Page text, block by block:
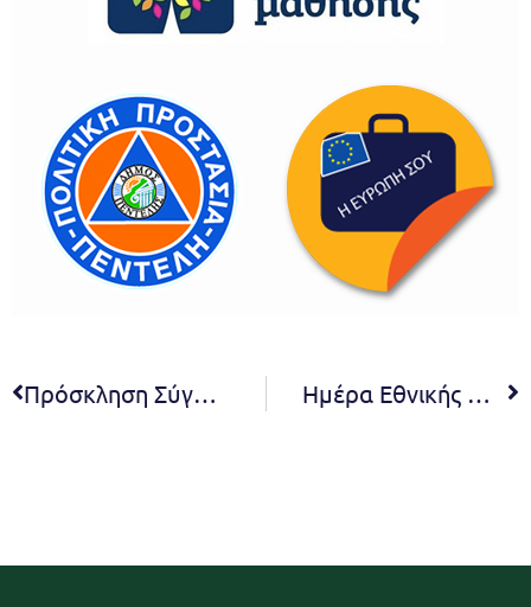
Πρόσκληση Σύγκλησης της 31ης έκτακτης συνεδρίασης της Δημοτικής Επιτροπής Ημέρα Εθνικής Μνήμης της Γενοκτονίας των Ελλήνων της Μικράς Ασίας στον Δήμο Πεντέλης